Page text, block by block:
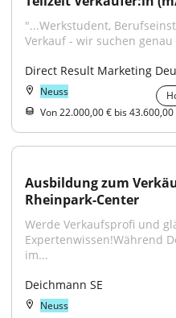
"...Werkstudent,
Verkauf - wir suchen
Direct Result Marketing
Neuss
Von 22.000,00 € bis 43.600,00
Ausbildung zum
Rheinpark-Center
Werde Verkaufsprofi und
Expertenwissen!Während
im...
Deichmann SE
Neuss